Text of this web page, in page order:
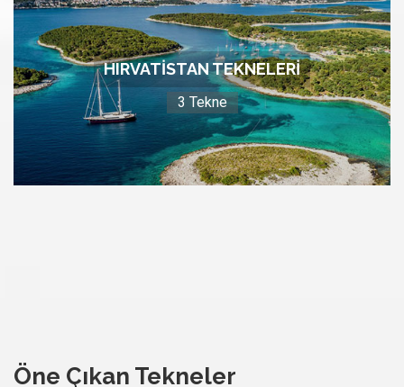
HIRVATISTAN TEKNELERI
3 Tekne
Öne Çıkan Tekneler